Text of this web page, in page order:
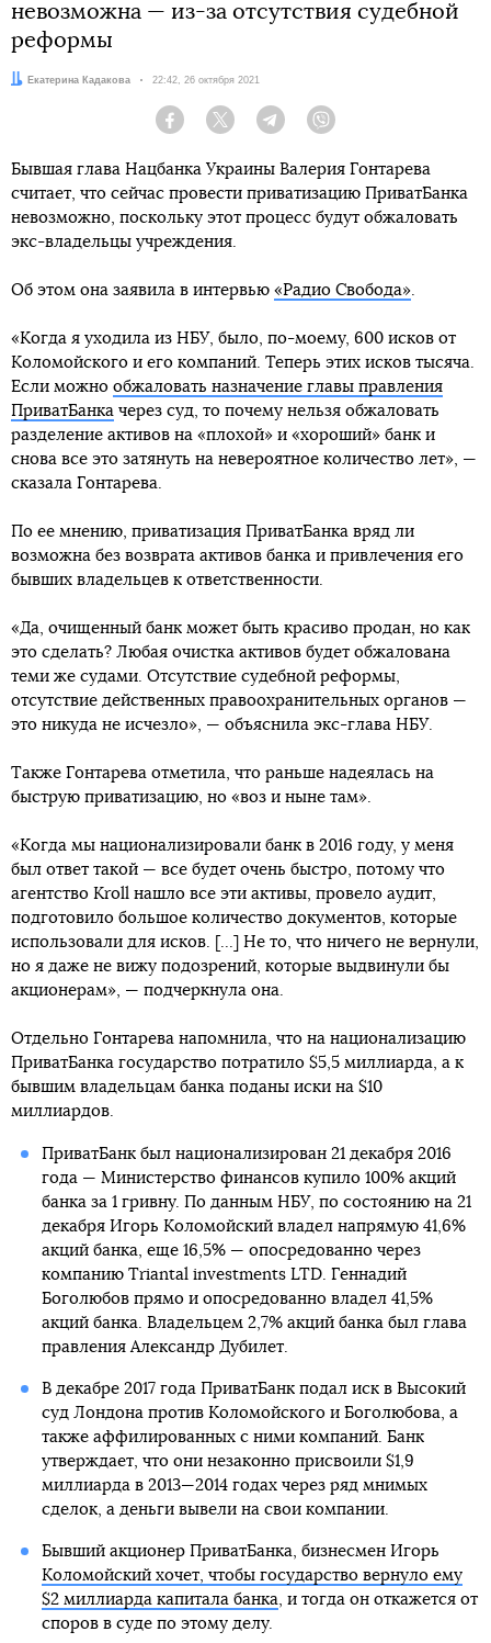
невозможна — из-за отсутствия судебной
реформы
Автор:Екатерина Кадакова Дата:
22:42, 26 октября 2021
Facebook Twitter Telegram
Бывшая глава Нацбанка Украины Валерия Гонтарева
считает, что сейчас провести приватизацию ПриватБанка
невозможно, поскольку этот процесс будут обжаловать
экс-владельцы учреждения.
Об этом она заявила в интервью «Радио Свобода».
«Когда я уходила из НБУ, было, по-моему, 600 исков от
Коломойского и его компаний. Теперь этих исков тысяча.
Если можно обжаловать назначение главы правления
ПриватБанка через суд, то почему нельзя обжаловать
разделение активов на «плохой» и «хороший» банк и
снова все это затянуть на невероятное количество лет», —
сказала Гонтарева.
По ее мнению, приватизация ПриватБанка вряд ли
возможна без возврата активов банка и привлечения его
бывших владельцев к ответственности.
«Да, очищенный банк может быть красиво продан, но как
это сделать? Любая очистка активов будет обжалована
теми же судами. Отсутствие судебной реформы,
отсутствие действенных правоохранительных органов —
это никуда не исчезло», — объяснила экс-глава НБУ.
Также Гонтарева отметила, что раньше надеялась на
быструю приватизацию, но «воз и ныне там».
«Когда мы национализировали банк в 2016 году, у меня
был ответ такой — все будет очень быстро, потому что
агентство Kroll нашло все эти активы, провело аудит,
подготовило большое количество документов, которые
использовали для исков. [...] Не то, что ничего не вернули,
но я даже не вижу подозрений, которые выдвинули бы
акционерам», — подчеркнула она.
Отдельно Гонтарева напомнила, что на национализацию
ПриватБанка государство потратило $5,5 миллиарда, а к
бывшим владельцам банка поданы иски на $10
миллиардов.
ПриватБанк был национализирован 21 декабря 2016
года — Министерство финансов купило 100% акций
банка за 1 гривну. По данным НБУ, по состоянию на 21
декабря Игорь Коломойский владел напрямую 41,6%
акций банка, еще 16,5% — опосредованно через
компанию Triantal investments LTD. Геннадий
Боголюбов прямо и опосредованно владел 41,5%
акций банка. Владельцем 2,7% акций банка был глава
правления Александр Дубилет.
В декабре 2017 года ПриватБанк подал иск в Высокий
суд Лондона против Коломойского и Боголюбова, а
также аффилированных с ними компаний. Банк
утверждает, что они незаконно присвоили $1,9
миллиарда в 2013—2014 годах через ряд мнимых
сделок, а деньги вывели на свои компании.
Бывший акционер ПриватБанка, бизнесмен Игорь
Коломойский хочет, чтобы государство вернуло ему
$2 миллиарда капитала банка, и тогда он откажется от
споров в суде по этому делу.